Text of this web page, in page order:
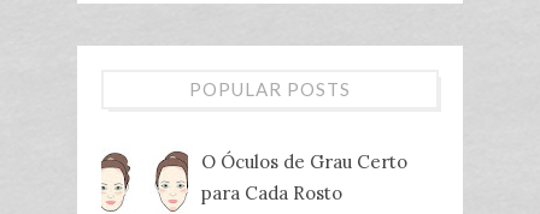
POPULAR POSTS
O Óculos de Grau Certo
para Cada Rosto